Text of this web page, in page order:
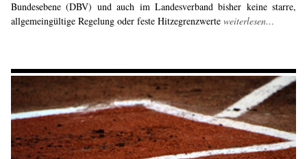
Bundesebene (DBV) und auch im Landesverband bisher keine starre,
allgemeingültige Regelung oder feste Hitzegrenzwerte weiterlesen…